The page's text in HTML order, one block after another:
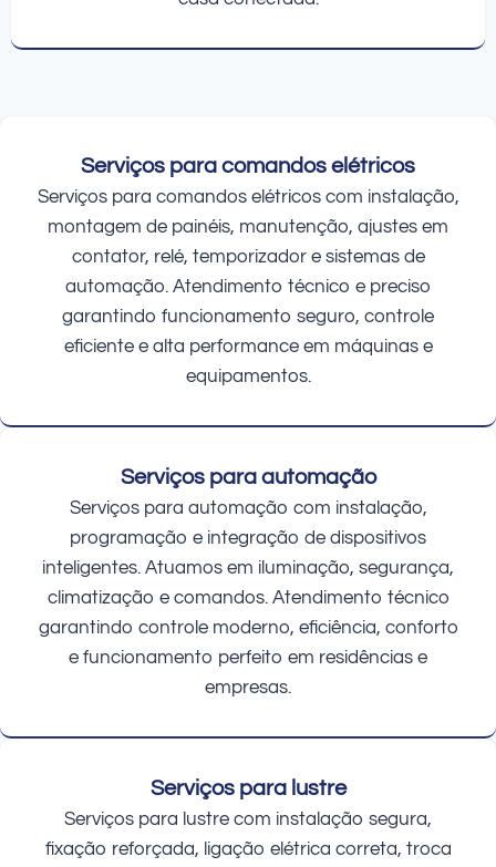
Serviços para comandos elétricos
Serviços para comandos elétricos com instalação,
montagem de painéis, manutenção, ajustes em
contator, relé, temporizador e sistemas de
automação. Atendimento técnico e preciso
garantindo funcionamento seguro, controle
eficiente e alta performance em máquinas e
equipamentos.
Serviços para automação
Serviços para automação com instalação,
programação e integração de dispositivos
inteligentes. Atuamos em iluminação, segurança,
climatização e comandos. Atendimento técnico
garantindo controle moderno, eficiência, conforto
e funcionamento perfeito em residências e
empresas.
Serviços para lustre
Serviços para lustre com instalação segura,
fixação reforçada, ligação elétrica correta, troca